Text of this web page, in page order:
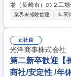
場（長崎市）の２工
務量増加に対応する
めています。 【通勤に関して】佐世保市内からフェリーにて30分、もし
くは車、バイク等の
当社が定める業務全般 募集職種 【人事(管理職)/長崎】社会保険・給与
算/年収850万円～/年
業界未経験歓迎 年間
正社員
光洋商事株式会社
第二新卒歓迎【
商社/安定性 /年